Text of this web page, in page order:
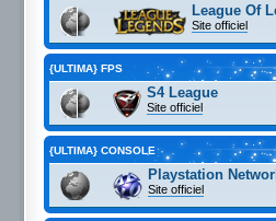
League Of
Site officiel
{ULTIMA} FPS
S4 League
Site officiel
{ULTIMA} CONSOLE
Playstation
Site officiel